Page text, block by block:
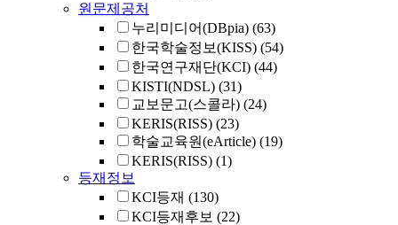
원문제공처
누리미디어(DBpia) (63)
한국학술정보(KISS) (54)
한국연구재단(KCI) (44)
KISTI(NDSL) (31)
교보문고(스콜라) (24)
KERIS(RISS) (23)
학술교육원(eArticle) (19)
KERIS(RISS) (1)
등재정보
KCI등재 (130)
KCI등재후보 (22)